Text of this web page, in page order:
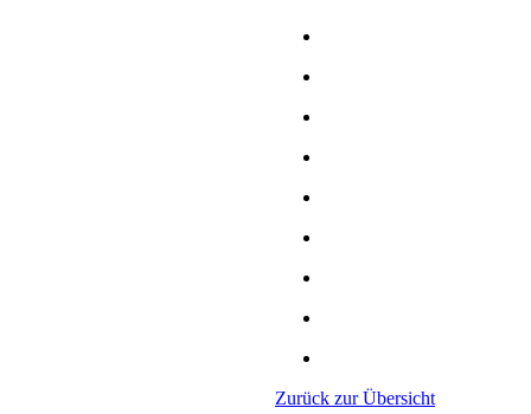
Zurück zur Übersicht